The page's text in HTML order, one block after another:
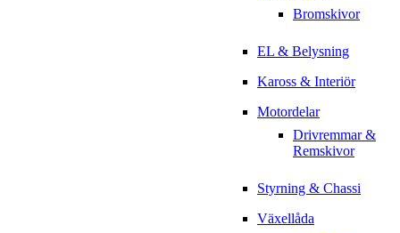
Bromskivor
EL & Belysning
Kaross & Interiör
Motordelar
Drivremmar &
Remskivor
Styrning & Chassi
Växellåda